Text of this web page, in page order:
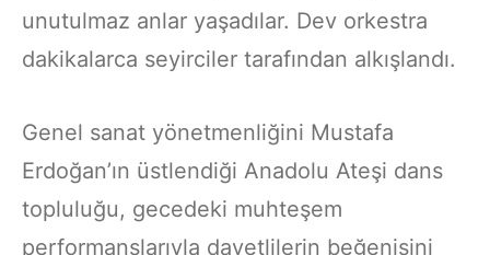
unutulmaz anlar yaşadılar. Dev orkestra
dakikalarca seyirciler tarafından alkışlandı.
Genel sanat yönetmenliğini Mustafa
Erdoğan’ın üstlendiği Anadolu Ateşi dans
topluluğu, gecedeki muhteşem
performanslarıyla davetlilerin beğenisini